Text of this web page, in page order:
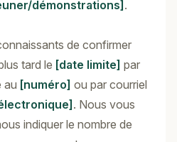
démonstrations] .
de confirmer
tard le [date limite] par
au [numéro] ou par courriel
. Nous vous
indiquer le nombre de